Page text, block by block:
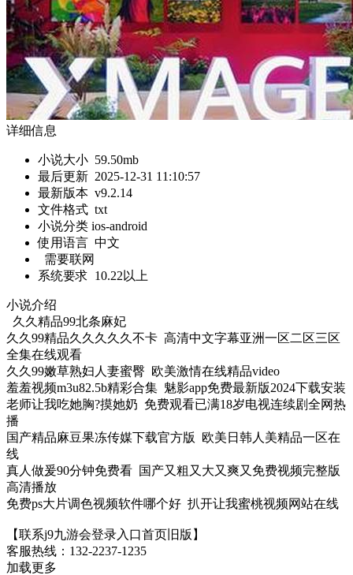
详细信息
小说大小 59.50mb
最后更新 2025-12-31 11:10:57
最新版本 v9.2.14
文件格式 txt
小说分类 ios-android
使用语言 中文
需要联网
系统要求 10.22以上
小说介绍
久久精品99北条麻妃
久久99精品久久久久久不卡 高清中文字幕亚洲一区二区三区
全集在线观看
久久99嫩草熟妇人妻蜜臀 欧美激情在线精品video
羞羞视频m3u82.5b精彩合集 魅影app免费最新版2024下载安装
老师让我吃她胸?摸她奶 免费观看已满18岁电视连续剧全网热
播
国产精品麻豆果冻传媒下载官方版 欧美日韩人美精品一区在
线
真人做爰90分钟免费看 国产又粗又大又爽又免费视频完整版
高清播放
免费ps大片调色视频软件哪个好 扒开让我蜜桃视频网站在线
【联系j9九游会登录入口首页旧版】
客服热线：132-2237-1235
加载更多